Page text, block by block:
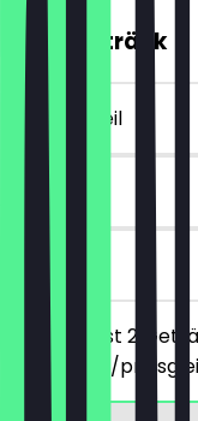
2für1 Getränk
~€ 6 Vorteil
14 Tage
vor Ort
Du bestellst 2
günstigere/